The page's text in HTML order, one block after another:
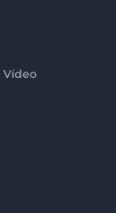
Vídeo